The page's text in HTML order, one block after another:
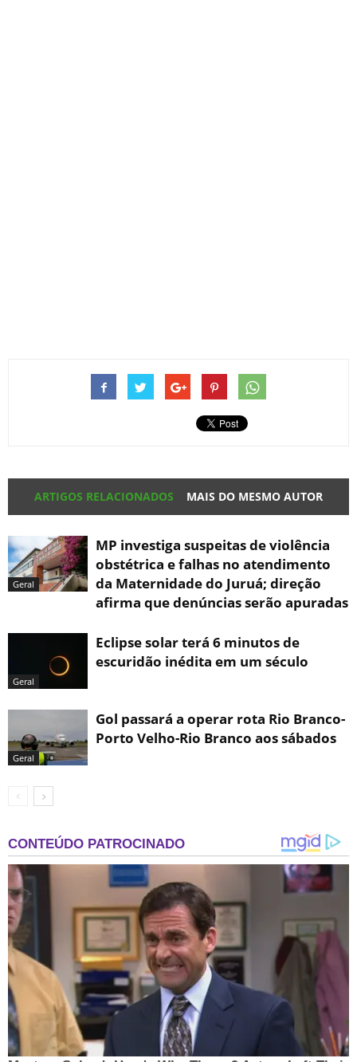
ARTIGOS RELACIONADOS MAIS DO MESMO AUTOR
Geral
MP investiga suspeitas de violência
obstétrica e falhas no atendimento
da Maternidade do Juruá; direção
afirma que denúncias serão apuradas
Geral
Eclipse solar terá 6 minutos de
escuridão inédita em um século
Geral
Gol passará a operar rota Rio Branco-
Porto Velho-Rio Branco aos sábados